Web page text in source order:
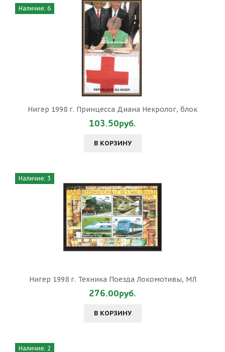
Наличие: 6
Нигер 1998 г. Принцесса Диана Некролог, блок
103.50руб.
В КОРЗИНУ
Наличие: 3
Нигер 1998 г. Техника Поезда Локомотивы, МЛ
276.00руб.
В КОРЗИНУ
Наличие: 2